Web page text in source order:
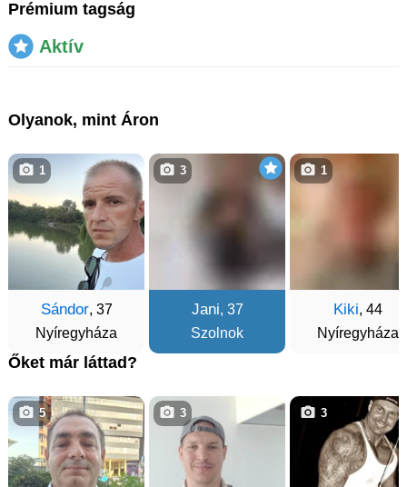
Prémium tagság
Aktív
Olyanok, mint Áron
Sándor, 37
Nyíregyháza
1
Jani, 37
Szolnok
3
Kiki, 44
Nyíregyháza
1
Őket már láttad?
5 3 3